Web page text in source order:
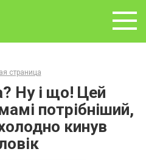
страница
Ну і що! Цей
потрібніший,
кинув